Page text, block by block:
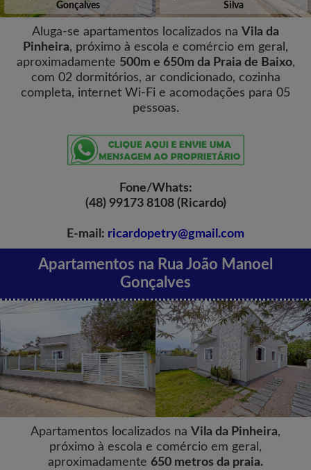
Gonçalves
Silva
Aluga-se apartamentos localizados na Vila da
Pinheira, próximo à escola e comércio em geral,
aproximadamente 500m e 650m da Praia de Baixo,
com 02 dormitórios, ar condicionado, cozinha
completa, internet Wi-Fi e acomodações para 05
pessoas.
Fone/Whats:
(48) 99173 8108 (Ricardo)
E-mail: ricardopetry@gmail.com
Apartamentos na Rua João Manoel
Gonçalves
Apartamentos localizados na Vila da Pinheira,
próximo à escola e comércio em geral,
aproximadamente 650 metros da praia.